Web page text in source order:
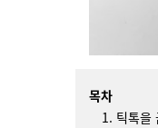
목차
틱톡을